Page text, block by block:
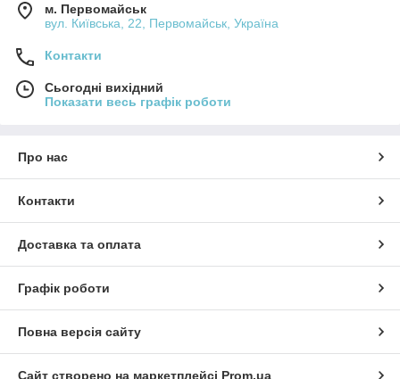
м. Первомайськ
вул. Київська, 22, Первомайськ, Україна
Контакти
Сьогодні вихідний
Показати весь графік роботи
Про нас
Контакти
Доставка та оплата
Графік роботи
Повна версія сайту
Сайт створено на маркетплейсі Prom.ua